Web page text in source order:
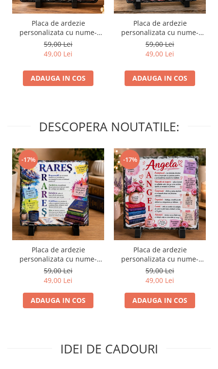
Placa de ardezie
personalizata cu nume-
Maria
59,00 Lei
49,00 Lei
ADAUGA IN COS
Placa de ardezie
personalizata cu nume-
Mihaela
59,00 Lei
49,00 Lei
ADAUGA IN COS
DESCOPERA NOUTATILE:
-17%
Placa de ardezie
personalizata cu nume-
Rares
59,00 Lei
49,00 Lei
ADAUGA IN COS
-17%
Placa de ardezie
personalizata cu nume-
Angela
59,00 Lei
49,00 Lei
ADAUGA IN COS
IDEI DE CADOURI